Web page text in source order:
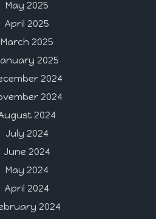
May 2025
April 2025
March 2025
2025
2024
2024
2024
July 2024
June 2024
May 2024
April 2024
2024